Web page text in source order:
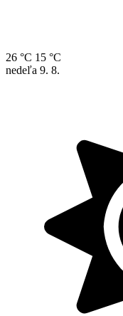
26 °C 15 °C
nedeľa 9. 8.